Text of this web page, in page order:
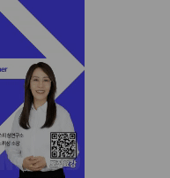
르는 정책을
프라 부족…